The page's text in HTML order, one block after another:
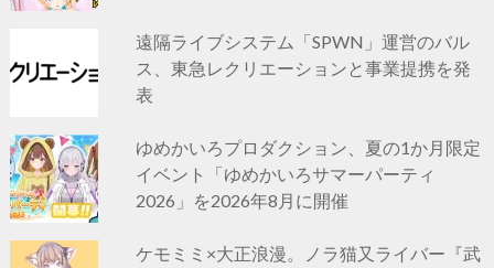
遠隔ライブシステム「SPWN」運営のバル
ス、東急レクリエーションと事業提携を発
表
ゆめかいろプロダクション、夏の1か月限定
イベント「ゆめかいろサマーパーティ
2026」を2026年8月に開催
ケモミミ×大正浪漫。ノラ猫又ライバー『武